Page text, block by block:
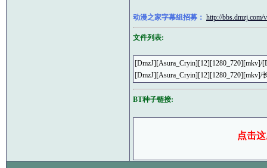
动漫之家字幕组招募： http://bbs.dmzj.com/
文件列表:
BT种子链接:
点击